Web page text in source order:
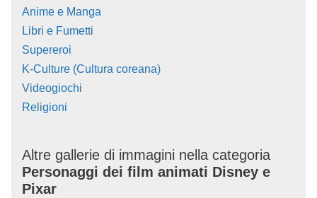
Anime e Manga
Libri e Fumetti
Supereroi
K-Culture (Cultura coreana)
Videogiochi
Religioni
Altre gallerie di immagini nella categoria
Personaggi dei film animati Disney e
Pixar